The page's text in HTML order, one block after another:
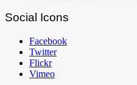
Social Icons
Facebook
Twitter
Flickr
Vimeo